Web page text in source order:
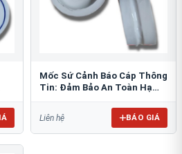
Mốc Sứ Cảnh Báo Cáp Thông
Tin: Đảm Bảo An Toàn Hạ
Liên hệ BÁO GIÁ